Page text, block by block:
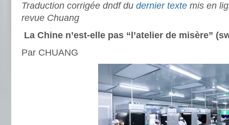
Traduction corrigée dndf du dernier texte mis en
revue Chuang
La Chine n’est-elle pas “l’atelier de misère”
Par CHUANG